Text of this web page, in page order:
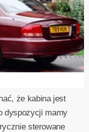
że kabina jest
dyspozycji mamy
sterowane